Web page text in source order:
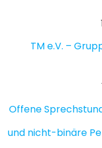
TM e.V. –
Offene
und nicht-binäre